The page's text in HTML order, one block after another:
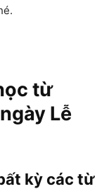
từ
Lễ
kỳ các từ